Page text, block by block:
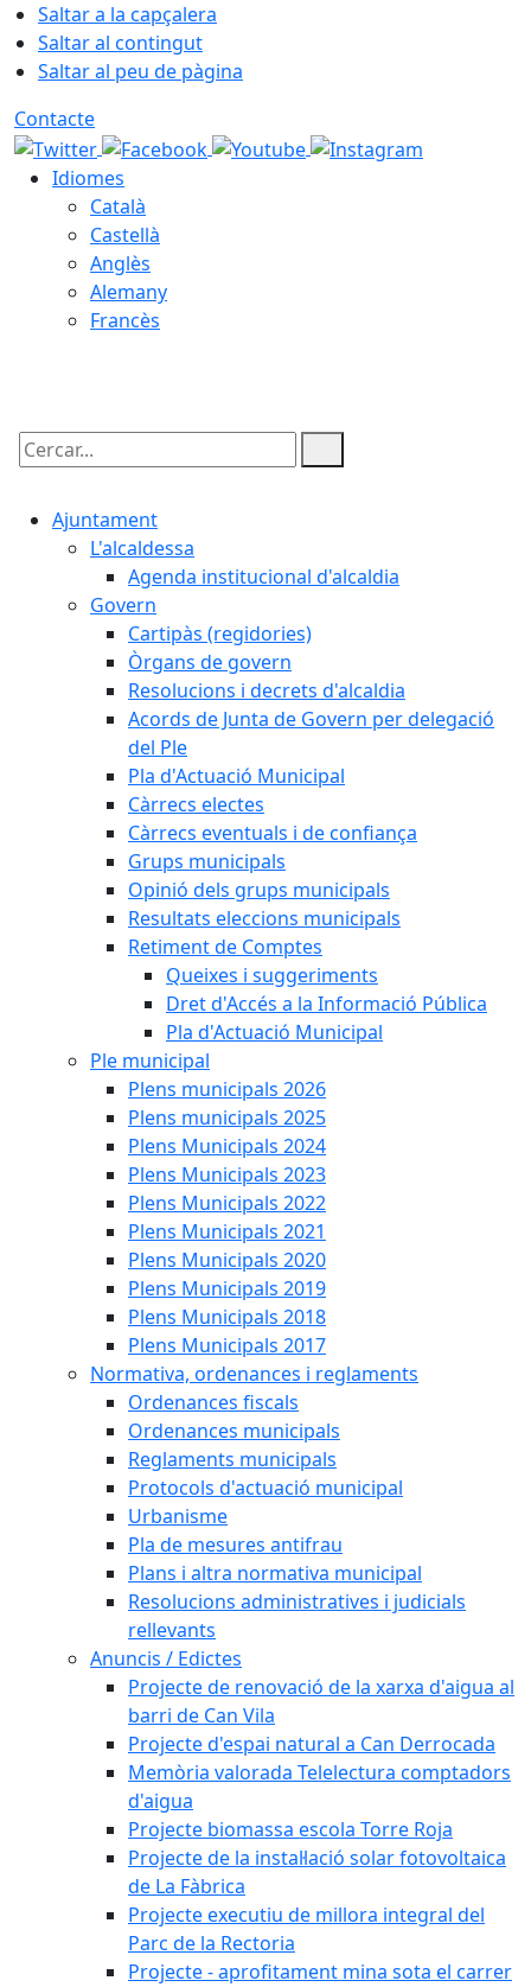
Saltar a la capçalera
Saltar al contingut
Saltar al peu de pàgina
Contacte
Idiomes
Català
Castellà
Anglès
Alemany
Francès
Cercar:
Ajuntament
L'alcaldessa
Agenda institucional d'alcaldia
Govern
Cartipàs (regidories)
Òrgans de govern
Resolucions i decrets d'alcaldia
Acords de Junta de Govern per delegació
del Ple
Pla d'Actuació Municipal
Càrrecs electes
Càrrecs eventuals i de confiança
Grups municipals
Opinió dels grups municipals
Resultats eleccions municipals
Retiment de Comptes
Queixes i suggeriments
Dret d'Accés a la Informació Pública
Pla d'Actuació Municipal
Ple municipal
Plens municipals 2026
Plens municipals 2025
Plens Municipals 2024
Plens Municipals 2023
Plens Municipals 2022
Plens Municipals 2021
Plens Municipals 2020
Plens Municipals 2019
Plens Municipals 2018
Plens Municipals 2017
Normativa, ordenances i reglaments
Ordenances fiscals
Ordenances municipals
Reglaments municipals
Protocols d'actuació municipal
Urbanisme
Pla de mesures antifrau
Plans i altra normativa municipal
Resolucions administratives i judicials
rellevants
Anuncis / Edictes
Projecte de renovació de la xarxa d'aigua al
barri de Can Vila
Projecte d'espai natural a Can Derrocada
Memòria valorada Telelectura comptadors
d'aigua
Projecte biomassa escola Torre Roja
Projecte de la instal·lació solar fotovoltaica
de La Fàbrica
Projecte executiu de millora integral del
Parc de la Rectoria
Projecte - aprofitament mina sota el carrer